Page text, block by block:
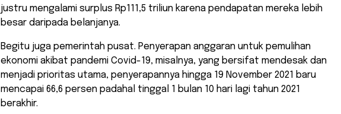
justru mengalami surplus Rp111,5 triliun karena pendapatan mereka lebih
besar daripada belanjanya.
Begitu juga pemerintah pusat. Penyerapan anggaran untuk pemulihan
ekonomi akibat pandemi Covid-19, misalnya, yang bersifat mendesak dan
menjadi prioritas utama, penyerapannya hingga 19 November 2021 baru
mencapai 66,6 persen padahal tinggal 1 bulan 10 hari lagi tahun 2021
berakhir.